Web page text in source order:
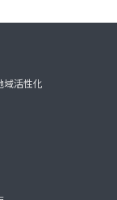
域活性化